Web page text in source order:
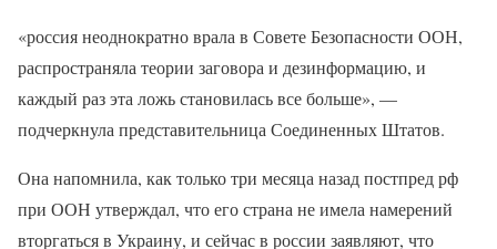
«россия неоднократно врала в Совете Безопасности ООН,
распространяла теории заговора и дезинформацию, и
каждый раз эта ложь становилась все больше», —
подчеркнула представительница Соединенных Штатов.
Она напомнила, как только три месяца назад постпред рф
при ООН утверждал, что его страна не имела намерений
вторгаться в Украину, и сейчас в россии заявляют, что